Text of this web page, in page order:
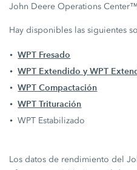
John Deere Operations
Hay disponibles las siguientes
WPT Fresado
WPT Extendido y WPT
WPT Compactación
WPT Trituración
WPT Estabilizado
Los datos de rendimiento del